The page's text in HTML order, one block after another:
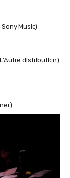
Sony Music)
distribution)